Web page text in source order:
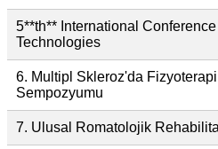
5**th** International
Technologies
6. Multipl Skleroz'da
Sempozyumu
7. Ulusal Romatolojik